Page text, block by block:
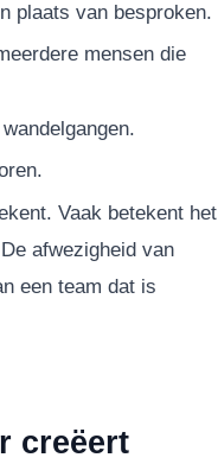
plaats van besproken.
mensen die
Vaak betekent het
afwezigheid van
een team dat is
creëert